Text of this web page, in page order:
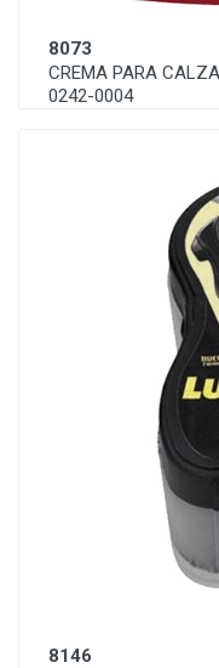
8073
CREMA PARA
0242-0004
8146